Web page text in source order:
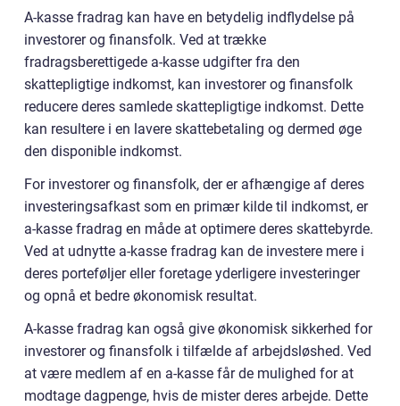
A-kasse fradrag kan have en betydelig indflydelse på
investorer og finansfolk. Ved at trække
fradragsberettigede a-kasse udgifter fra den
skattepligtige indkomst, kan investorer og finansfolk
reducere deres samlede skattepligtige indkomst. Dette
kan resultere i en lavere skattebetaling og dermed øge
den disponible indkomst.
For investorer og finansfolk, der er afhængige af deres
investeringsafkast som en primær kilde til indkomst, er
a-kasse fradrag en måde at optimere deres skattebyrde.
Ved at udnytte a-kasse fradrag kan de investere mere i
deres porteføljer eller foretage yderligere investeringer
og opnå et bedre økonomisk resultat.
A-kasse fradrag kan også give økonomisk sikkerhed for
investorer og finansfolk i tilfælde af arbejdsløshed. Ved
at være medlem af en a-kasse får de mulighed for at
modtage dagpenge, hvis de mister deres arbejde. Dette